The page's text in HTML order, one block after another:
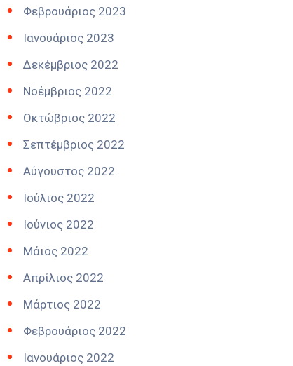
Φεβρουάριος 2023
Ιανουάριος 2023
Δεκέμβριος 2022
Νοέμβριος 2022
Οκτώβριος 2022
Σεπτέμβριος 2022
Αύγουστος 2022
Ιούλιος 2022
Ιούνιος 2022
Μάιος 2022
Απρίλιος 2022
Μάρτιος 2022
Φεβρουάριος 2022
Ιανουάριος 2022